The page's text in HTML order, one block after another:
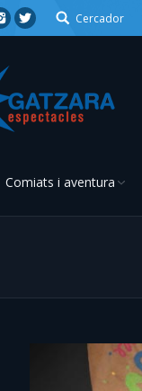
Cercador
Comiats i aventura